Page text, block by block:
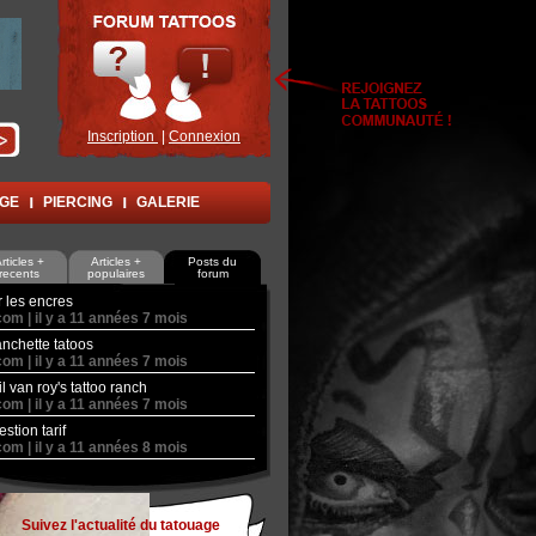
Inscription Connexion
PIERCING GALERIE
+
recents
Articles +
populaires
Posts du
forum
les encres
|
il y a 11 années 7 mois
tatoos
|
il y a 11 années 7 mois
van roy's tattoo ranch
|
il y a 11 années 7 mois
tarif
|
il y a 11 années 8 mois
Suivez l'actualité du tatouage